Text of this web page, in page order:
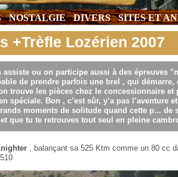
NOSTALGIE DIVERS SITES ET
+Trèfle Lozérien 2007
assiste ou on participe aussi à des épreuves
de prendre parfois une brel , qui
trouve les pièces chez le concessionnaire et
spéciale. Bon , c’est sûr, y’a pas l’aventure
moments de solitude quand cette p... de
que tu te retrouves tout seul en pleine
, balançant sa 525 Ktm comme un 80 cc